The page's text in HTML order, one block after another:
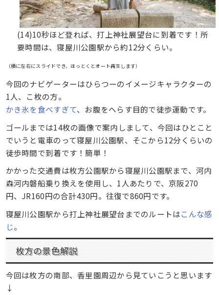
(14)10秒ほど登れば、打上神社展望台に到着です！所
要時間は、寝屋川公園駅から約12分くらい。
（横に左右にスライドでき、ほっとくとオート再生します）
今回のナビゲーターはひらつーのイメージキャラクターの
1人、こ枚の方。
かき氷を食べすぎて、お腹をへらす目的で徒歩運動です。
ゴールまでは14枚の画像で案内しまして、今回はひとこと
でいうと電車のって寝屋川公園駅、そこから12分くらいの
徒歩時間で到着です！簡単！
かかった交通費は枚方公園駅から寝屋川公園駅まで、河内
森河内磐船乗り換えを使用し、1人あたりで、京阪270
円、JR160円の合計430円。往復で860円です。
寝屋川公園駅から打上神社展望台までのルートはこんな感
じ。
枚方の景色解説
今回は枚方の南部、香里園周辺から見ていこうと思います
↓